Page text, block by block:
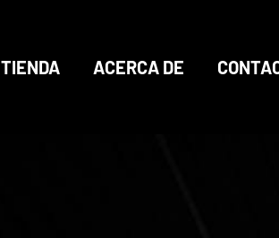
TIENDA ACERCA DE